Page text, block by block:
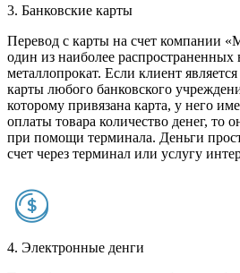
3. Банковские карты
Перевод с карты на счет компании
один из наиболее распространенных
металлопрокат. Если клиент
карты любого банковского
которому привязана карта, у него
оплаты товара количество денег, то
при помощи терминала. Деньги
счет через терминал или услугу
4. Электронные денги